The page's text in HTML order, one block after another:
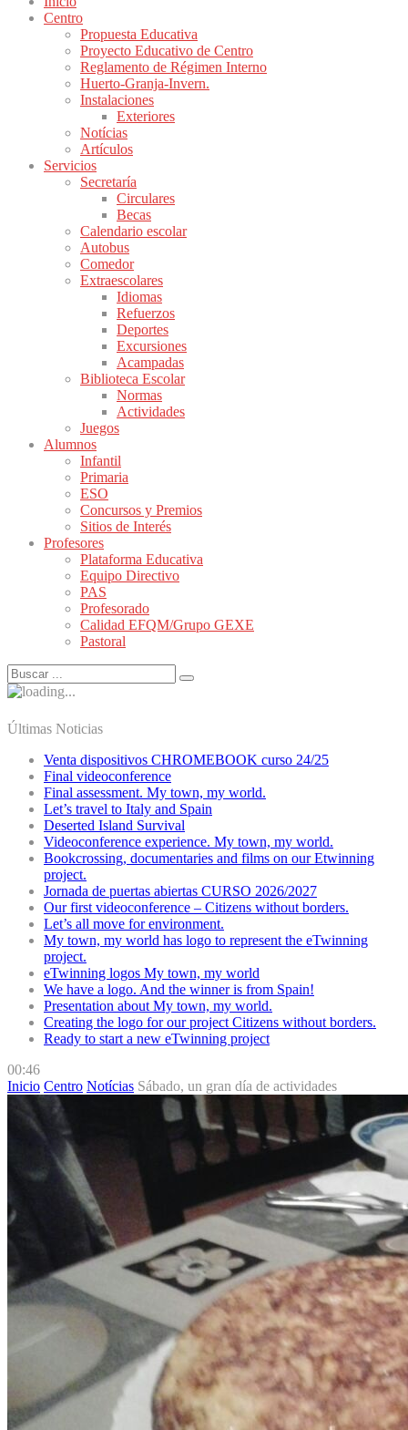
Centro
Propuesta Educativa
Proyecto Educativo de Centro
Reglamento de Régimen Interno
Huerto-Granja-Invern.
Instalaciones
Exteriores
Notícias
Artículos
Servicios
Secretaría
Circulares
Becas
Calendario escolar
Autobus
Comedor
Extraescolares
Idiomas
Refuerzos
Deportes
Excursiones
Acampadas
Biblioteca Escolar
Normas
Actividades
Juegos
Alumnos
Infantil
Primaria
ESO
Concursos y Premios
Sitios de Interés
Profesores
Plataforma Educativa
Equipo Directivo
PAS
Profesorado
Calidad EFQM/Grupo GEXE
Pastoral
Últimas Noticias
Venta dispositivos CHROMEBOOK curso 24/25
Final videoconference
Final assessment. My town, my world.
Let’s travel to Italy and Spain
Deserted Island Survival
Videoconference experience. My town, my world.
Bookcrossing, documentaries and films on our Etwinning
project.
Jornada de puertas abiertas CURSO 2026/2027
Our first videoconference – Citizens without borders.
Let’s all move for environment.
My town, my world has logo to represent the eTwinning
project.
eTwinning logos My town, my world
We have a logo. And the winner is from Spain!
Presentation about My town, my world.
Creating the logo for our project Citizens without borders.
Ready to start a new eTwinning project
00:46
Inicio Centro Notícias Sábado, un gran día de actividades